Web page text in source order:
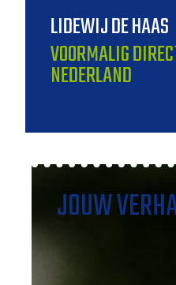
LIDEWIJ DE HAAS
VOORMALIG
NEDERLAND
JOUW